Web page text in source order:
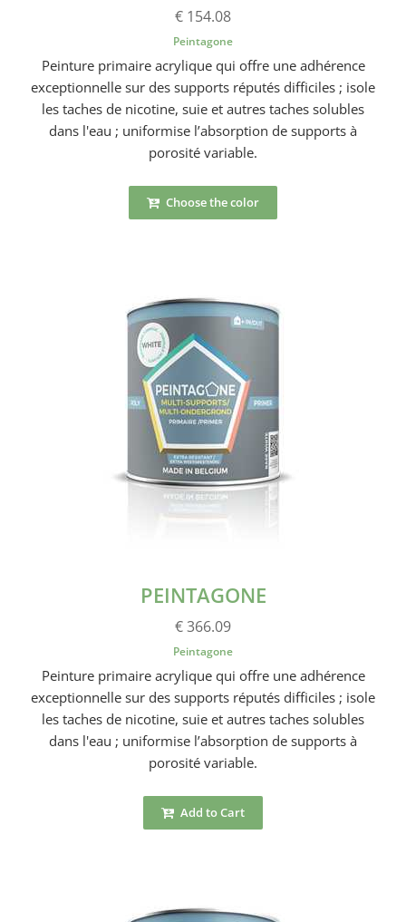
€ 154.08
Peintagone
Peinture primaire acrylique qui offre une adhérence
exceptionnelle sur des supports réputés difficiles ; isole
les taches de nicotine, suie et autres taches solubles
dans l'eau ; uniformise l’absorption de supports à
porosité variable.
Choose the color
PEINTAGONE
€ 366.09
Peintagone
Peinture primaire acrylique qui offre une adhérence
exceptionnelle sur des supports réputés difficiles ; isole
les taches de nicotine, suie et autres taches solubles
dans l'eau ; uniformise l’absorption de supports à
porosité variable.
Add to Cart